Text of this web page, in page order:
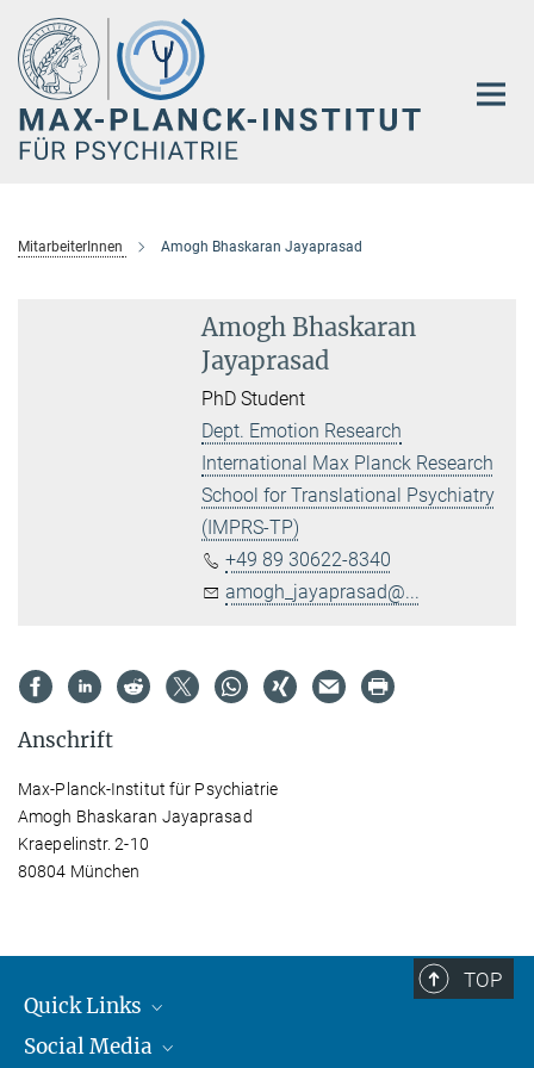
Hauptinhalt
MitarbeiterInnen Amogh Bhaskaran Jayaprasad
Amogh Bhaskaran
Jayaprasad
PhD Student
Dept. Emotion Research
International Max Planck Research
School for Translational Psychiatry
(IMPRS-TP)
+49 89 30622-8340
amogh_jayaprasad@...
Anschrift
Max-Planck-Institut für Psychiatrie
Amogh Bhaskaran Jayaprasad
Kraepelinstr. 2-10
80804 München
TOP
Quick Links
Student*innen/Wissenschaftler*innen
Social Media